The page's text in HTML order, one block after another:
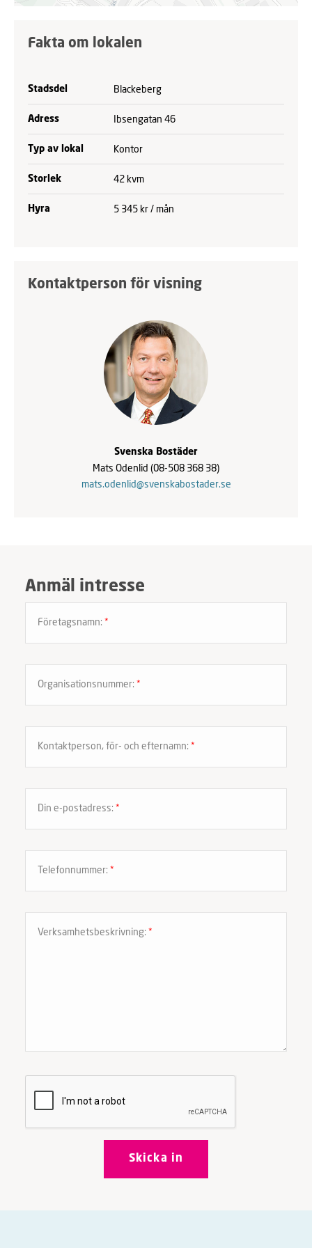
Fakta om lokalen
Stadsdel Blackeberg
Adress Ibsengatan 46
Typ av lokal Kontor
Storlek 42 kvm
Hyra 5 345 kr / mån
Kontaktperson för visning
Svenska Bostäder
Mats Odenlid (08-508 368 38)
mats.odenlid@svenskabostader.se
Anmäl intresse
Företagsnamn: *
Organisationsnummer: *
Kontaktperson, för- och efternamn: *
Din e-postadress: *
Telefonnummer: *
Verksamhetsbeskrivning: *